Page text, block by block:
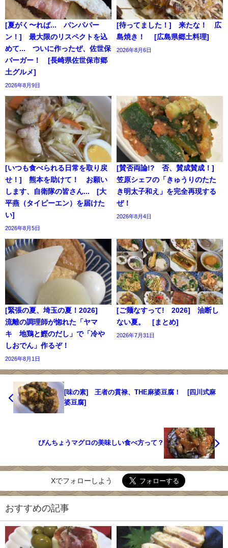
[夏がく〜れば... パンパパー
ン！] 最大限のリスペクトを込
めて... ついに作ったぜ、佐世保
バーガー！ [長崎県佐世保市郷
土グルメ]
2026年8月9日
[待ってました！] 来たな！ 広
島焼き！ [広島県郷土料理]
2026年8月6日
[いつも食べられる日常を取り戻
せ！] 熊本を助けて！ お願い
します、自衛隊の皆さん... [大
平燕（タイピーエン）を届けた
い]
2026年8月5日
[賛否両論!? 否、賛成賛成！]
笠原シェフの「きゅうりのたた
き明太子和え」を完全再現する
ぜ！
2026年8月4日
[緊張の夏、埼玉の夏！2026]
流離の調理師が惚れた「ヤマ
キ 地鶏と鰹のだし」で「冷や
しおでん」作るぞ！
2026年8月1日
[ご麺なすって! 2026] 油断し
ない夏。 [まとめ]
2026年7月31日
[味の素] 王者の貫禄、THE麻婆豆腐！ [四川式麻
婆豆腐]
びんちょうマグロの美味しい食べ方って？
Xでフォローしよう
おすすめの記事